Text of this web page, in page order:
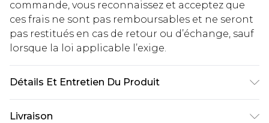
commande, vous reconnaissez et acceptez que
ces frais ne sont pas remboursables et ne seront
pas restitués en cas de retour ou d’échange, sauf
lorsque la loi applicable l’exige.
Détails Et Entretien Du Produit
Livraison